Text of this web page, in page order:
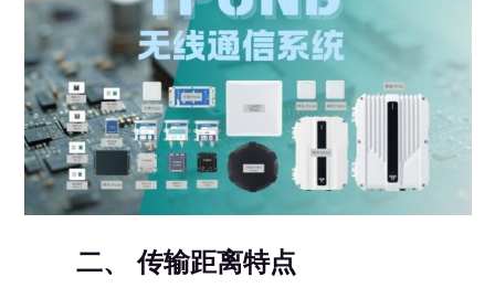
二、传输距离特点